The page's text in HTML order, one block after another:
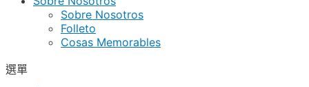
Sobre Nosotros
Folleto
Cosas Memorables
選單